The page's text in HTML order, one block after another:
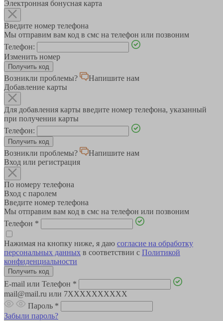
Электронная бонусная карта
Введите номер телефона
Мы отправим вам код в смс на телефон или позвоним
Телефон:
Изменить номер
Возникли проблемы?
Напишите нам
Добавление карты
Для добавления карты введите номер телефона, указанный
при получении карты
Телефон:
Возникли проблемы?
Напишите нам
Вход или регистрация
По номеру телефона
Вход с паролем
Введите номер телефона
Мы отправим вам код в смс на телефон или позвоним
Телефон *
Нажимая на кнопку ниже, я даю согласие на обработку
персональных данных в соответствии с Политикой
конфиденциальности
E-mail или Телефон *
mail@mail.ru или 7XXXXXXXXXX
Пароль *
Забыли пароль?